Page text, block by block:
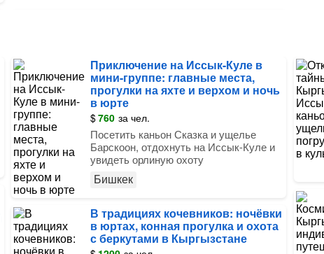
Приключение на Иссык-Куле в
мини-группе: главные места,
прогулки на яхте и верхом и ночь
в юрте
$760 за чел.
Посетить каньон Сказка и ущелье
Барскоон, отдохнуть на Иссык-Куле и
увидеть орлиную охоту
Бишкек
В традициях кочевников: ночёвки
в юртах, конная прогулка и охота
с беркутами в Кыргызстане